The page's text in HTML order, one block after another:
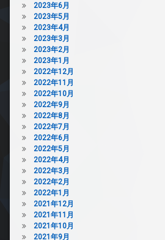
2023年6月
2023年5月
2023年4月
2023年3月
2023年2月
2023年1月
2022年12月
2022年11月
2022年10月
2022年9月
2022年8月
2022年7月
2022年6月
2022年5月
2022年4月
2022年3月
2022年2月
2022年1月
2021年12月
2021年11月
2021年10月
2021年9月